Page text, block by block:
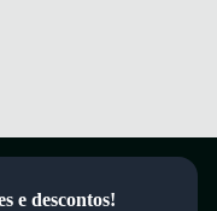
e descontos!